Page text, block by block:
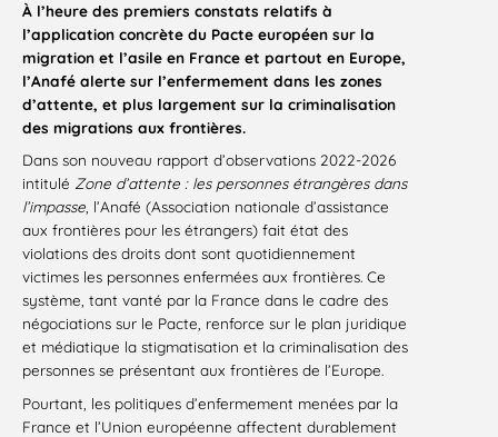
À l’heure des premiers constats relatifs à
l’application concrète du Pacte européen sur la
migration et l’asile en France et partout en Europe,
l’Anafé alerte sur l’enfermement dans les zones
d’attente, et plus largement sur la criminalisation
des migrations aux frontières.
Dans son nouveau rapport d’observations 2022-2026
intitulé Zone d’attente : les personnes étrangères dans
l’impasse, l’Anafé (Association nationale d’assistance
aux frontières pour les étrangers) fait état des
violations des droits dont sont quotidiennement
victimes les personnes enfermées aux frontières. Ce
système, tant vanté par la France dans le cadre des
négociations sur le Pacte, renforce sur le plan juridique
et médiatique la stigmatisation et la criminalisation des
personnes se présentant aux frontières de l’Europe.
Pourtant, les politiques d’enfermement menées par la
France et l’Union européenne affectent durablement